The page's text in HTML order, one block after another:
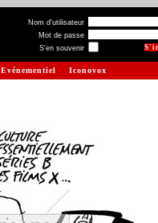
Nom d'utilisateur
Mot de passe
S'en souvenir
Evénementiel Iconovox